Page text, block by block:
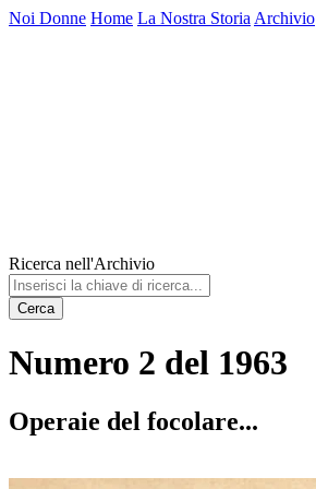
Noi Donne Home La Nostra Storia Archivio
Ricerca nell'Archivio
Cerca
Numero 2 del 1963
Operaie del focolare...